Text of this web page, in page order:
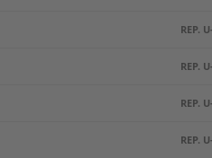
REP.
REP.
REP.
REP.